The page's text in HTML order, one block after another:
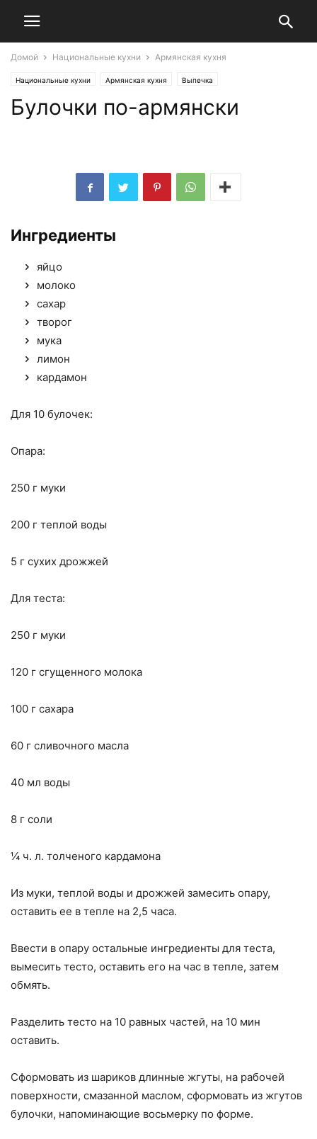
Домой Национальные кухни Армянская кухня
Национальные кухни Армянская кухня Выпечка
Булочки по-армянски
Ингредиенты
яйцо
молоко
сахар
творог
мука
лимон
кардамон
Для 10 булочек:
Опара:
250 г муки
200 г теплой воды
5 г сухих дрожжей
Для теста:
250 г муки
120 г сгущенного молока
100 г сахара
60 г сливочного масла
40 мл воды
8 г соли
¼ ч. л. толченого кардамона
Из муки, теплой воды и дрожжей замесить опару,
оставить ее в тепле на 2,5 часа.
Ввести в опару остальные ингредиенты для теста,
вымесить тесто, оставить его на час в тепле, затем
обмять.
Разделить тесто на 10 равных частей, на 10 мин
оставить.
Сформовать из шариков длинные жгуты, на рабочей
поверхности, смазанной маслом, сформовать из жгутов
булочки, напоминающие восьмерку по форме.